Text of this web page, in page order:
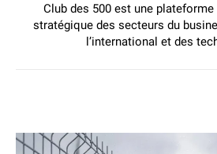
Club des 500 est une plateforme
stratégique des secteurs du
l’international et des